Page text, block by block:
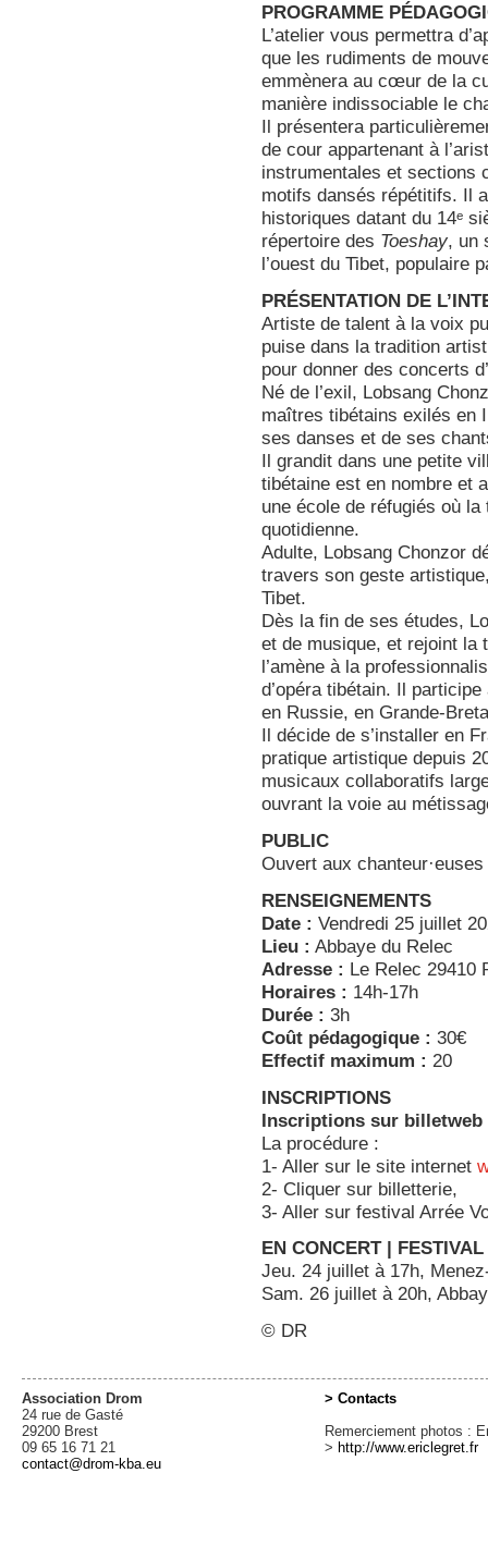
PROGRAMME
L’atelier vous permettra
que les rudiments de
emmènera au cœur de la
manière indissociable le
Il présentera
de cour appartenant à
instrumentales et sections
motifs dansés répétitifs. Il
historiques datant du 14ᵉ
répertoire des Toeshay, un
l’ouest du Tibet, populaire
PRÉSENTATION DE
Artiste de talent à la voix
puise dans la tradition
pour donner des concerts
Né de l’exil, Lobsang
maîtres tibétains exilés en
ses danses et de ses
Il grandit dans une petite
tibétaine est en nombre et
une école de réfugiés où
quotidienne.
Adulte, Lobsang Chonzor
travers son geste
Tibet.
Dès la fin de ses études,
et de musique, et rejoint la
l’amène à la
d’opéra tibétain. Il
en Russie, en Grande-
Il décide de s’installer en
pratique artistique depuis
musicaux collaboratifs
ouvrant la voie au
PUBLIC
Ouvert aux
RENSEIGNEMENTS
Date : Vendredi 25 juillet
Lieu : Abbaye du Relec
Adresse : Le Relec 29410
Horaires : 14h-17h
Durée : 3h
Coût pédagogique : 30€
Effectif maximum : 20
INSCRIPTIONS
Inscriptions sur
La procédure :
1- Aller sur le site internet
2- Cliquer sur billetterie,
3- Aller sur festival Arrée
EN CONCERT | FESTIVAL
Jeu. 24 juillet à 17h,
Sam. 26 juillet à 20h,
© DR
Association Drom
24 rue de Gasté
29200 Brest
09 65 16 71 21
contact@drom-kba.eu
> Contacts
Remerciement photos :
> http://www.ericlegret.fr